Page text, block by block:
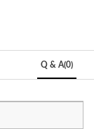
Q & A(0)